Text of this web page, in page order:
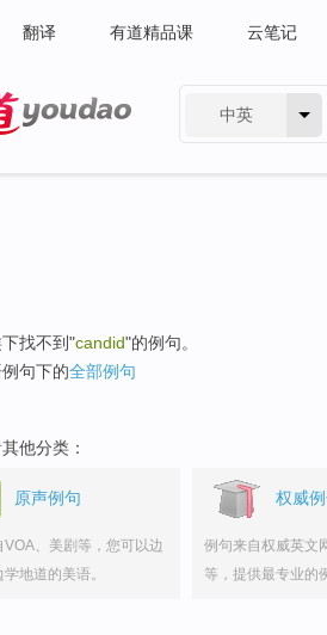
翻译 有道精品课 云笔记
中英
找不到"candid"的例句。
句下的全部例句
他分类：
原声例句
VOA、美剧等，您可以边
地道的美语。
权威
例句来自权威英文
等，提供最专业的